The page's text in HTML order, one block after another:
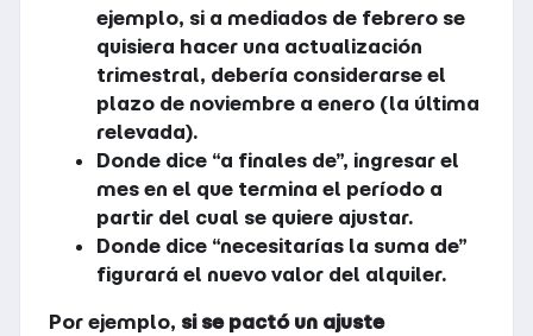
ejemplo, si a mediados de febrero se
quisiera hacer una actualización
trimestral, debería considerarse el
plazo de noviembre a enero (la última
relevada).
Donde dice “a finales de”, ingresar el
mes en el que termina el período a
partir del cual se quiere ajustar.
Donde dice “necesitarías la suma de”
figurará el nuevo valor del alquiler.
Por ejemplo, si se pactó un ajuste